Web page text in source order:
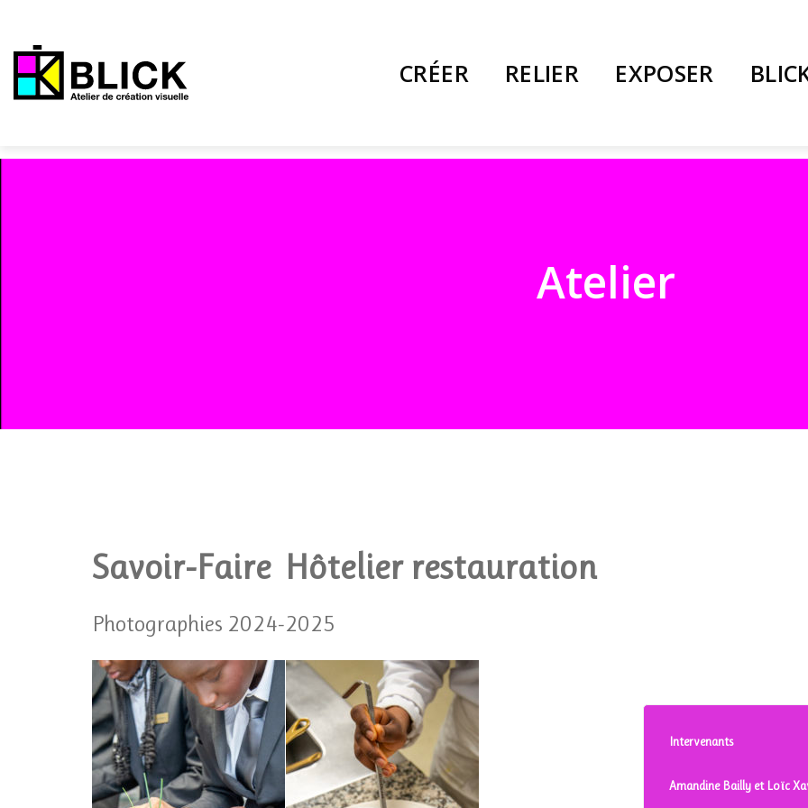
CRÉER RELIER EXPOSER
Atelier
Savoir-Faire Hôtelier restauration
Photographies 2024-2025
Intervenants
Amandine Bailly et Loïc